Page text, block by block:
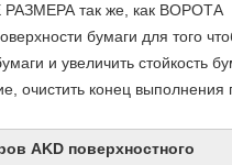
РАЗМЕРА так же, как ВОРОТА
бумаги для того
и увеличить стойкость
очистить конец выполнения
AKD поверхностного